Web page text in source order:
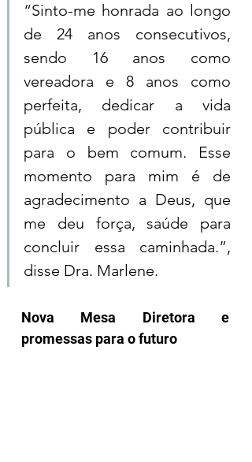
“Sinto-me honrada ao longo
de 24 anos consecutivos,
sendo 16 anos como
vereadora e 8 anos como
perfeita, dedicar a vida
pública e poder contribuir
para o bem comum. Esse
momento para mim é de
agradecimento a Deus, que
me deu força, saúde para
concluir essa caminhada.”,
disse Dra. Marlene.
Nova Mesa Diretora e
promessas para o futuro